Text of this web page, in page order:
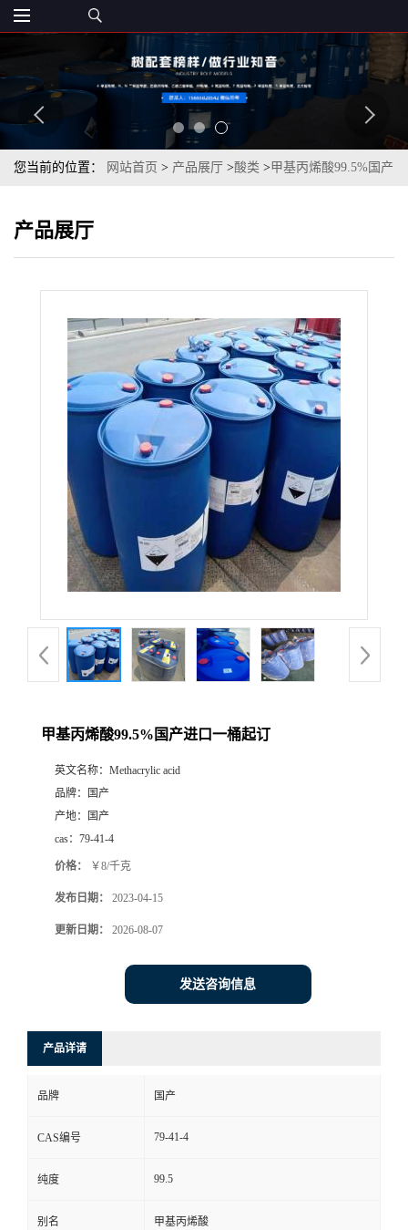
您当前的位置： 网站首页 > 产品展厅 >酸类 >甲基丙烯酸99.5%国产
产品展厅
甲基丙烯酸99.5%国产进口一桶起订
英文名称： Methacrylic acid
品牌：
国产
产地：
国产
cas： 79-41-4
价格： ￥8/千克
发布日期： 2023-04-15
更新日期： 2026-08-07
发送咨询信息
产品详请
品牌 国产
CAS编号 79-41-4
纯度 99.5
别名 甲基丙烯酸